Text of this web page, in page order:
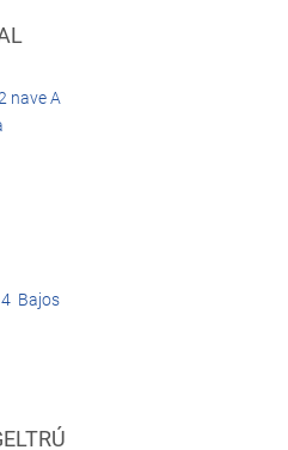
nave A
4 Bajos